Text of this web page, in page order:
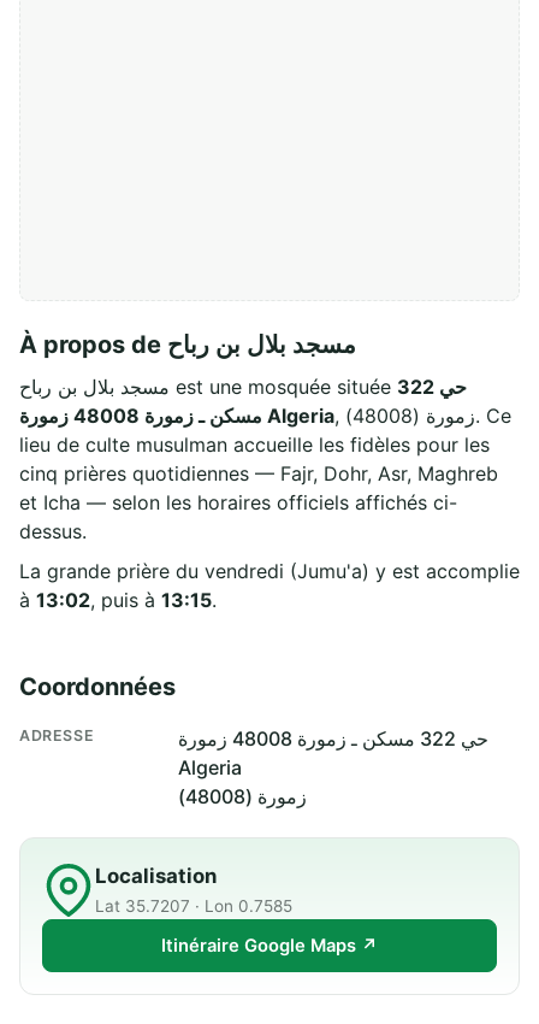
À propos de مسجد بلال بن رباح
مسجد بلال بن رباح est une mosquée située حي 322
مسكن ـ زمورة 48008 زمورة Algeria, زمورة (48008). Ce
lieu de culte musulman accueille les fidèles pour les
cinq prières quotidiennes — Fajr, Dohr, Asr, Maghreb
et Icha — selon les horaires officiels affichés ci-
dessus.
La grande prière du vendredi (Jumu'a) y est accomplie
à 13:02, puis à 13:15.
Coordonnées
ADRESSE
حي 322 مسكن ـ زمورة 48008 زمورة
Algeria
زمورة (48008)
Localisation
Lat 35.7207 · Lon 0.7585
Itinéraire Google Maps ↗